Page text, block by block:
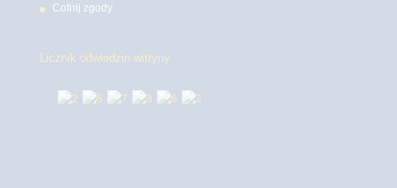
Cofnij zgody
Licznik odwiedzin witryny